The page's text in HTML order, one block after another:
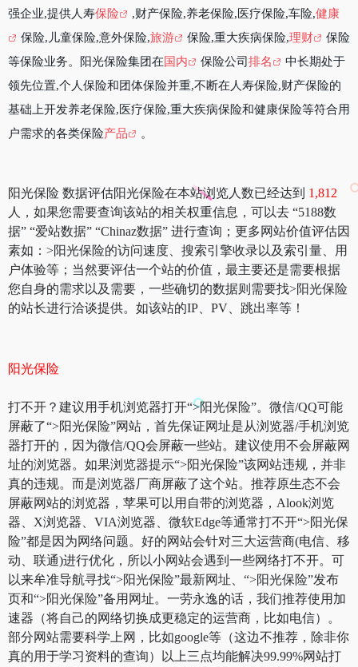
强企业,提供人寿保险 ,财产保险,养老保险,医疗保险,车险,健康
保险,儿童保险,意外保险,旅游 保险,重大疾病保险,理财
保险
等保险业务。阳光保险集团在 国内 保险公司 排名
中长期处于
领先位置,个人保险和团体保险并重,不断在人寿保险,财产保险的
基础上开发养老保险,医疗保险,重大疾病保险和健康保险等符合用
户需求的各类保险产品 。
阳光保险 数据评估阳光保险在本站浏览人数已经达到 1,812
人，如果您需要查询该站的相关权重信息，可以去 “5188数
据” “爱站数据” “Chinaz数据” 进行查询；更多网站价值评估因
素如：>阳光保险的访问速度、搜索引擎收录以及索引量、用
户体验等；当然要评估一个站的价值，最主要还是需要根据
您自身的需求以及需要，一些确切的数据则需要找>阳光保险
的站长进行洽谈提供。如该站的IP、PV、跳出率等！
阳光保险
打不开？建议用手机浏览器打开“>阳光保险”。微信/QQ可能
屏蔽了“>阳光保险”网站，首先保证网址是从浏览器/手机浏览
器打开的，因为微信/QQ会屏蔽一些站。建议使用不会屏蔽网
址的浏览器。如果浏览器提示“>阳光保险”该网站违规，并非
真的违规。而是浏览器厂商屏蔽了这个站。推荐原生态不会
屏蔽网站的浏览器，苹果可以用自带的浏览器，Alook浏览
器、X浏览器、VIA浏览器、微软Edge等通常打不开“>阳光保
险”都是因为网络问题。好的网站会针对三大运营商(电信、移
动、联通)进行优化，所以小网站会遇到一些网络打不开。可
以来牟准导航寻找“>阳光保险”最新网址、“>阳光保险”发布
页和“>阳光保险”备用网址。一劳永逸的话，我们推荐使用加
速器（将自己的网络切换成更稳定的运营商，比如电信）。
部分网站需要科学上网，比如google等（这边不推荐，除非你
真的用于学习资料的查询）以上三点均能解决99.99%网站打